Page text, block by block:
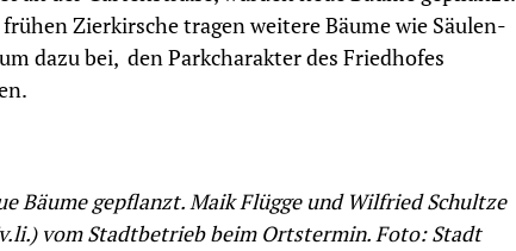
Zierkirsche tragen weitere Bäume wie Säulen-
dazu bei, den Parkcharakter des Friedhofes
Bäume gepflanzt. Maik Flügge und Wilfried Schultze
vom Stadtbetrieb beim Ortstermin. Foto: Stadt